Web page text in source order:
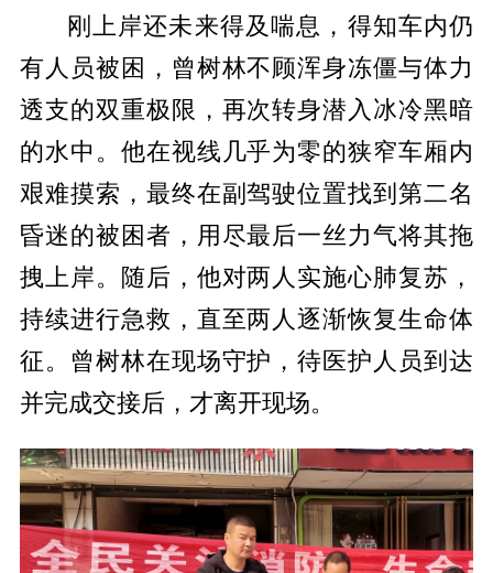
刚上岸还未来得及喘息，得知车内仍
有人员被困，曾树林不顾浑身冻僵与体力
透支的双重极限，再次转身潜入冰冷黑暗
的水中。他在视线几乎为零的狭窄车厢内
艰难摸索，最终在副驾驶位置找到第二名
昏迷的被困者，用尽最后一丝力气将其拖
拽上岸。随后，他对两人实施心肺复苏，
持续进行急救，直至两人逐渐恢复生命体
征。曾树林在现场守护，待医护人员到达
并完成交接后，才离开现场。